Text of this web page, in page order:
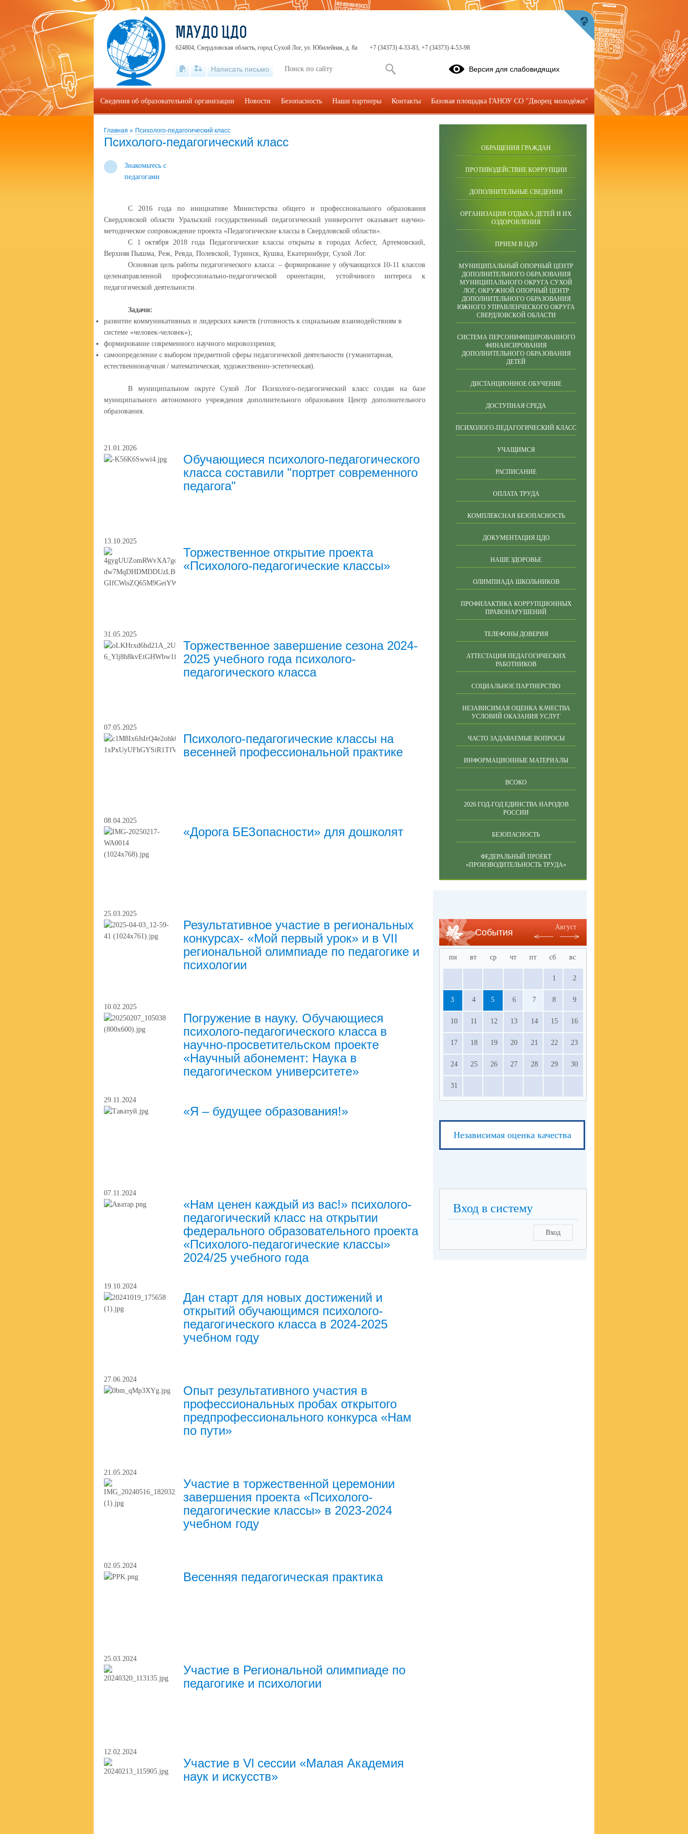
Главная » Психолого-педагогический класс
Психолого-педагогический класс
Знакомьтесь с
педагогами
С 2016 года по инициативе Министерства общего и профессионального образования
Свердловской области Уральский государственный педагогический университет оказывает научно-
методическое сопровождение проекта «Педагогические классы в Свердловской области».
С 1 октября 2018 года Педагогические классы открыты в городах Асбест, Артемовский,
Верхняя Пышма, Реж, Ревда, Полевской, Туринск, Кушва, Екатеринбург, Сухой Лог.
Основная цель работы педагогического класса: – формирование у обучающихся 10-11 классов
целенаправленной профессионально-педагогической ориентации, устойчивого интереса к
педагогической деятельности.
Задачи:
развитие коммуникативных и лидерских качеств (готовность к социальным взаимодействиям в
системе «человек-человек»);
формирование современного научного мировоззрения;
самоопределение с выбором предметной сферы педагогической деятельности (гуманитарная,
естественнонаучная / математическая, художественно-эстетическая).
В муниципальном округе Сухой Лог Психолого-педагогический класс создан на базе
муниципального автономного учреждения дополнительного образования Центр дополнительного
образования.
21.01.2026
Обучающиеся психолого-педагогического
класса составили "портрет современного
педагога"
13.10.2025
Торжественное открытие проекта
«Психолого-педагогические классы»
31.05.2025
Торжественное завершение сезона 2024-
2025 учебного года психолого-
педагогического класса
07.05.2025
Психолого-педагогические классы на
весенней профессиональной практике
08.04.2025
«Дорога БЕЗопасности» для дошколят
25.03.2025
Результативное участие в региональных
конкурсах- «Мой первый урок» и в VII
региональной олимпиаде по педагогике и
психологии
10.02.2025
Погружение в науку. Обучающиеся
психолого-педагогического класса в
научно-просветительском проекте
«Научный абонемент: Наука в
педагогическом университете»
29.11.2024
«Я – будущее образования!»
07.11.2024
«Нам ценен каждый из вас!» психолого-
педагогический класс на открытии
федерального образовательного проекта
«Психолого-педагогические классы»
2024/25 учебного года
19.10.2024
Дан старт для новых достижений и
открытий обучающимся психолого-
педагогического класса в 2024-2025
учебном году
27.06.2024
Опыт результативного участия в
профессиональных пробах открытого
предпрофессионального конкурса «Нам
по пути»
21.05.2024
Участие в торжественной церемонии
завершения проекта «Психолого-
педагогические классы» в 2023-2024
учебном году
02.05.2024
Весенняя педагогическая практика
25.03.2024
Участие в Региональной олимпиаде по
педагогике и психологии
12.02.2024
Участие в Vl сессии «Малая Академия
наук и искусств»
ОБРАЩЕНИЯ ГРАЖДАН
ПРОТИВОДЕЙСТВИЕ КОРРУПЦИИ
ДОПОЛНИТЕЛЬНЫЕ СВЕДЕНИЯ
ОРГАНИЗАЦИЯ ОТДЫХА ДЕТЕЙ И ИХ
ОЗДОРОВЛЕНИЯ
ПРИЕМ В ЦДО
МУНИЦИПАЛЬНЫЙ ОПОРНЫЙ ЦЕНТР
ДОПОЛНИТЕЛЬНОГО ОБРАЗОВАНИЯ
МУНИЦИПАЛЬНОГО ОКРУГА СУХОЙ
ЛОГ, ОКРУЖНОЙ ОПОРНЫЙ ЦЕНТР
ДОПОЛНИТЕЛЬНОГО ОБРАЗОВАНИЯ
ЮЖНОГО УПРАВЛЕНЧЕСКОГО ОКРУГА
СВЕРДЛОВСКОЙ ОБЛАСТИ
СИСТЕМА ПЕРСОНИФИЦИРОВАННОГО
ФИНАНСИРОВАНИЯ
ДОПОЛНИТЕЛЬНОГО ОБРАЗОВАНИЯ
ДЕТЕЙ
ДИСТАНЦИОННОЕ ОБУЧЕНИЕ
ДОСТУПНАЯ СРЕДА
ПСИХОЛОГО-ПЕДАГОГИЧЕСКИЙ КЛАСС
УЧАЩИМСЯ
РАСПИСАНИЕ
ОПЛАТА ТРУДА
КОМПЛЕКСНАЯ БЕЗОПАСНОСТЬ
ДОКУМЕНТАЦИЯ ЦДО
НАШЕ ЗДОРОВЬЕ
ОЛИМПИАДА ШКОЛЬНИКОВ
ПРОФИЛАКТИКА КОРРУПЦИОННЫХ
ПРАВОНАРУШЕНИЙ
ТЕЛЕФОНЫ ДОВЕРИЯ
АТТЕСТАЦИЯ ПЕДАГОГИЧЕСКИХ
РАБОТНИКОВ
СОЦИАЛЬНОЕ ПАРТНЕРСТВО
НЕЗАВИСИМАЯ ОЦЕНКА КАЧЕСТВА
УСЛОВИЙ ОКАЗАНИЯ УСЛУГ
ЧАСТО ЗАДАВАЕМЫЕ ВОПРОСЫ
ИНФОРМАЦИОННЫЕ МАТЕРИАЛЫ
ВСОКО
2026 ГОД-ГОД ЕДИНСТВА НАРОДОВ
РОССИИ
БЕЗОПАСНОСТЬ
ФЕДЕРАЛЬНЫЙ ПРОЕКТ
«ПРОИЗВОДИТЕЛЬНОСТЬ ТРУДА»
События
Август
пн вт ср чт пт сб вс
1 2
3 4 5 6 7 8 9
10 11 12 13 14 15 16
17 18 19 20 21 22 23
24 25 26 27 28 29 30
31
Независимая оценка качества
Вход в систему
Вход
МАУДО ЦДО
624804, Свердловская область, город Сухой Лог, ул. Юбилейная, д. 8а +7 (34373) 4-33-83, +7 (34373) 4-53-98
Написать письмо Версия для слабовидящих
Сведения об образовательной организации Новости Безопасность Наши партнеры Контакты Базовая площадка ГАНОУ СО "Дворец молодёжи"